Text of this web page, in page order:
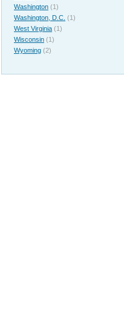
Washington (1)
Washington, D.C. (1)
West Virginia (1)
Wisconsin (1)
Wyoming (2)